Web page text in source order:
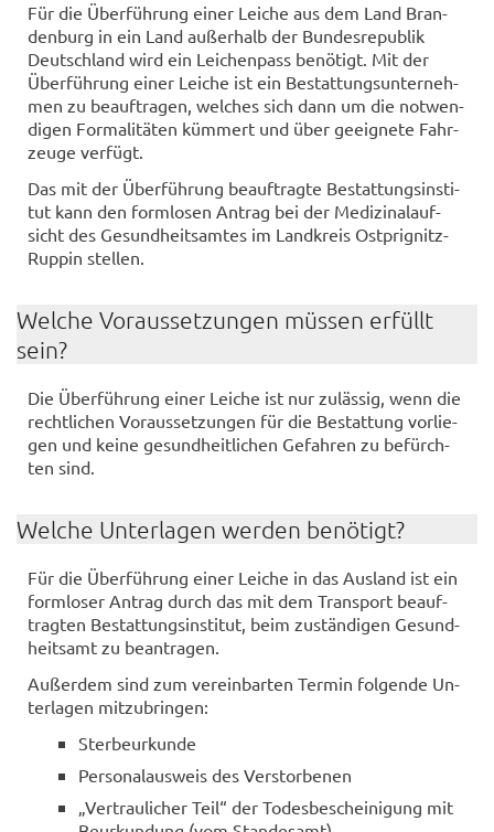
Für die Über­füh­rung einer Lei­che aus dem Land Bran­
den­burg in ein Land au­ßer­halb der Bun­des­re­pu­blik
Deutsch­land wird ein Lei­chen­pass be­nö­tigt. Mit der
Über­füh­rung einer Lei­che ist ein Be­stat­tungs­un­ter­neh­
men zu be­auf­tra­gen, wel­ches sich dann um die not­wen­
di­gen For­ma­li­tä­ten küm­mert und über ge­eig­ne­te Fahr­
zeu­ge ver­fügt.
Das mit der Über­füh­rung be­auf­trag­te Be­stat­tungs­in­sti­
tut kann den form­lo­sen An­trag bei der Me­di­zi­nal­auf­
sicht des Ge­sund­heits­am­tes im Land­kreis Ostprignitz-​
Ruppin stel­len.
Wel­che Vor­aus­set­zun­gen müs­sen er­füllt
sein?
Die Über­füh­rung einer Lei­che ist nur zu­läs­sig, wenn die
recht­li­chen Vor­aus­set­zun­gen für die Be­stat­tung vor­lie­
gen und keine ge­sund­heit­li­chen Ge­fah­ren zu be­fürch­
ten sind.
Wel­che Un­ter­la­gen wer­den be­nö­tigt?
Für die Über­füh­rung einer Lei­che in das Aus­land ist ein
form­lo­ser An­trag durch das mit dem Trans­port be­auf­
trag­ten Be­stat­tungs­in­sti­tut, beim zu­stän­di­gen Ge­sund­
heits­amt zu be­an­tra­gen.
Au­ßer­dem sind zum ver­ein­bar­ten Ter­min fol­gen­de Un­
ter­la­gen mit­zu­brin­gen:
Ster­be­ur­kun­de
Per­so­nal­aus­weis des Ver­stor­be­nen
„Ver­trau­li­cher Teil“ der To­des­be­schei­ni­gung mit